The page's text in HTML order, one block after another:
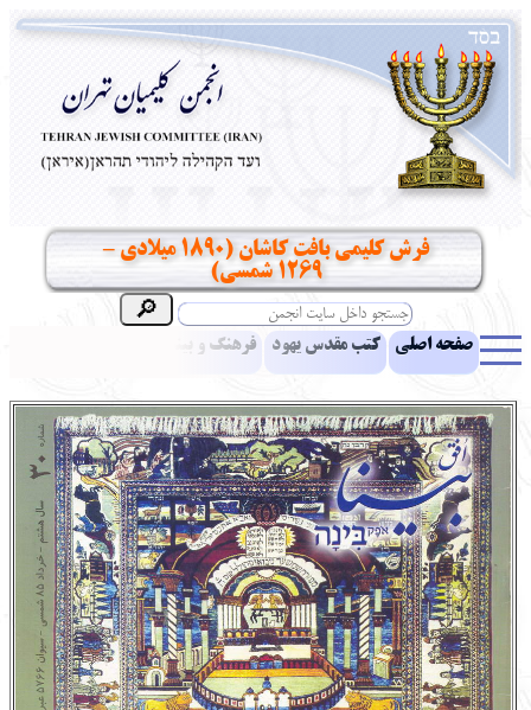
فرش کلیمی بافت کاشان (1890 میلادی –
1269 شمسی)
صفحه اصلی کتب مقدس یهود فرهنگ و بینش یهود
ادبیات آموزش زبان عبری معرفی کتاب بناهای تاریخی
نشریه افق بینا نرم‌افزار تحقیق یهودیان جهان آرشیو آلبوم عکس
نهاد های انجمن تماس باما پرسش و پاسخ انتقادات و پیشنهادات
English עברית